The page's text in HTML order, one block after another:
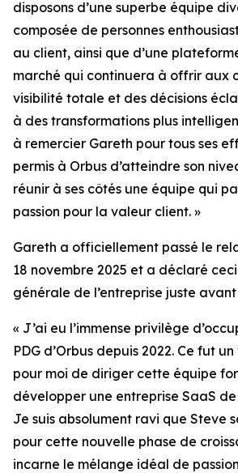
disposons d’une superbe équipe
composée de personnes
au client, ainsi que d’une
marché qui continuera à offrir aux
visibilité totale et des décisions
à des transformations plus
à remercier Gareth pour tous ses
permis à Orbus d’atteindre son
réunir à ses côtés une équipe qui
passion pour la valeur client. »
Gareth a officiellement passé le
18 novembre 2025 et a déclaré
générale de l’entreprise juste
« J’ai eu l’immense privilège
PDG d’Orbus depuis 2022. Ce fut
pour moi de diriger cette équipe
développer une entreprise SaaS
Je suis absolument ravi que Steve
pour cette nouvelle phase de
incarne le mélange idéal de